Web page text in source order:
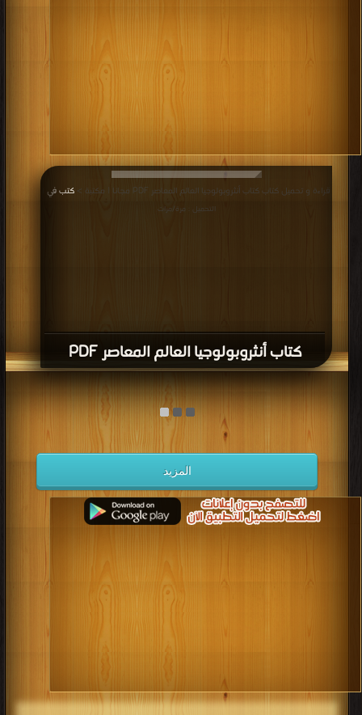
كتاب أنثروبولوجيا العالم المعاصر PDF
قراءة و تحميل كتاب كتاب أنثروبولوجيا العالم المعاصر PDF مجانا | مكتبة > كتب في
التحميل : مرة/مرات
المزيد